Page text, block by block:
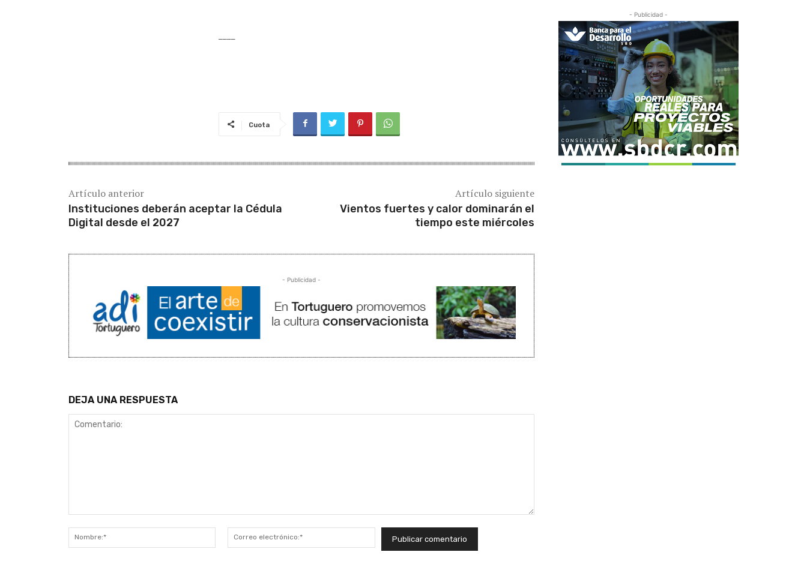
Cuota
Artículo anterior
Instituciones deberán aceptar la Cédula
Digital desde el 2027
Artículo siguiente
Vientos fuertes y calor dominarán el
tiempo este miércoles
- Publicidad -
DEJA UNA RESPUESTA
Nombre:*
electrónico:*
- Publicidad -